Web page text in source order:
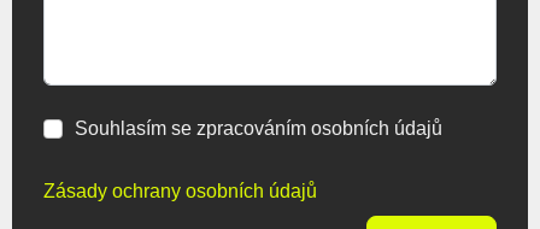
Souhlasím se zpracováním osobních údajů
Zásady ochrany osobních údajů